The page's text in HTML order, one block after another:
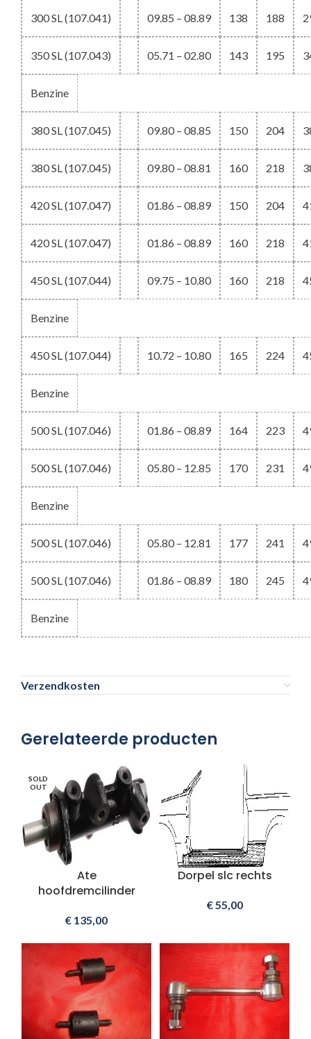
300 SL (107.041) 09.85 – 08.89 138 188
350 SL (107.043) 05.71 – 02.80 143 195
Benzine
380 SL (107.045) 09.80 – 08.85 150 204
380 SL (107.045) 09.80 – 08.81 160 218
420 SL (107.047) 01.86 – 08.89 150 204
420 SL (107.047) 01.86 – 08.89 160 218
450 SL (107.044) 09.75 – 10.80 160 218
Benzine
450 SL (107.044) 10.72 – 10.80 165 224
Benzine
500 SL (107.046) 01.86 – 08.89 164 223
500 SL (107.046) 05.80 – 12.85 170 231
Benzine
500 SL (107.046) 05.80 – 12.81 177 241
500 SL (107.046) 01.86 – 08.89 180 245
Benzine
Verzendkosten
Gerelateerde producten
SOLD
OUT
Ate
hoofdremcilinder
€ 135,00
Dorpel slc rechts
€55,00